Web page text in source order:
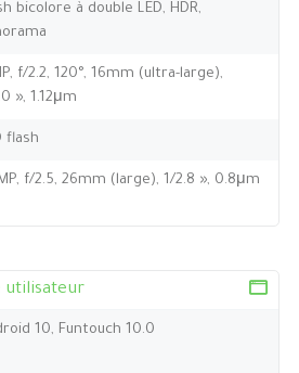
bicolore à double LED, HDR,
f/2.2, 120°, 16mm (ultra-large),
», 1.12μm
flash
f/2.5, 26mm (large), 1/2.8 », 0.8μm
utilisateur
10, Funtouch 10.0